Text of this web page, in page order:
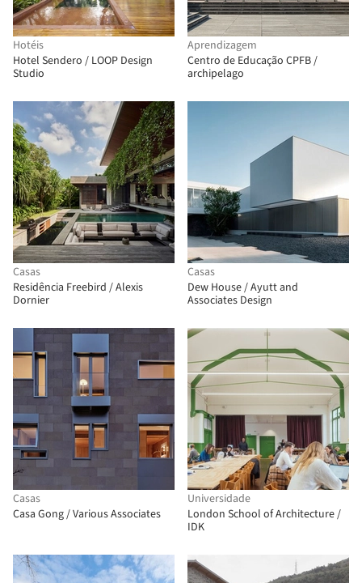
Hotéis
Hotel Sendero / LOOP Design
Studio
Aprendizagem
Centro de Educação CPFB /
archipelago
Casas
Residência Freebird / Alexis
Dornier
Casas
Dew House / Ayutt and
Associates Design
Casas
Casa Gong / Various Associates
Universidade
London School of Architecture /
IDK